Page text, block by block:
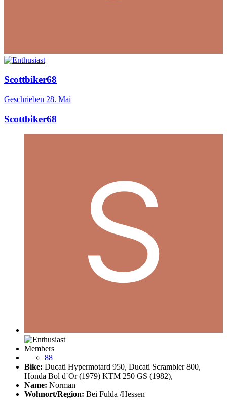
Scottbiker68
Geschrieben 28. Mai
Scottbiker68
Members
88
Bike: Ducati Hypermotard 950, Ducati Scrambler 800,
Honda Bol d´Or (1979) KTM 250 GS (1982),
Name: Norman
Wohnort/Region: Bei Fulda /Hessen